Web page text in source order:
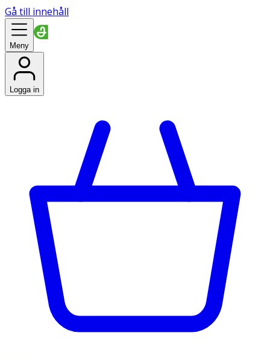
Gå till innehåll
Meny
Logga in